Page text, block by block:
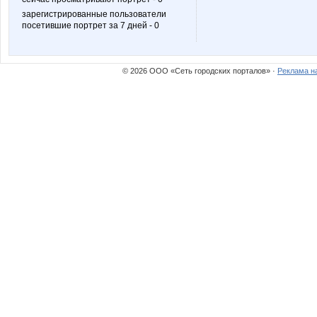
зарегистрированные пользователи
посетившие портрет за 7 дней - 0
© 2026 ООО «Сеть городских порталов» · Реклама